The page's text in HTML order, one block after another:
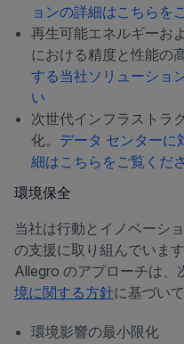
ョンの詳細はこちらを
再生可能エネルギーお
における精度と性能の高
する当社ソリューショ
い
次世代インフラストラ
化。 データ センターに
細はこちらをご覧くだ
環境保全
当社は行動とイノベーシ
の支援に取り組んでいま
Allegro のアプローチは、
境に関する方針に基づい
環境影響の最小限化